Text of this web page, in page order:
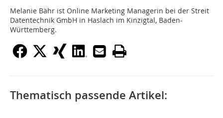
Melanie Bähr ist Online Marketing Managerin bei der Streit
Datentechnik GmbH in Haslach im Kinzigtal, Baden-
Württemberg.
Thematisch passende Artikel: